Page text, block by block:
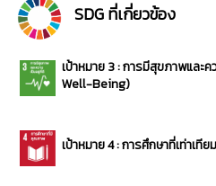
SDG ที่เกี่ยวข้อง
เป้าหมาย 3 : การมีสุขภาพและ
Well-Being)
เป้าหมาย 4 : การศึกษาที่เท่าเ